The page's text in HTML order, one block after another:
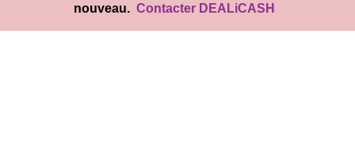
nouveau. Contacter DEALiCASH